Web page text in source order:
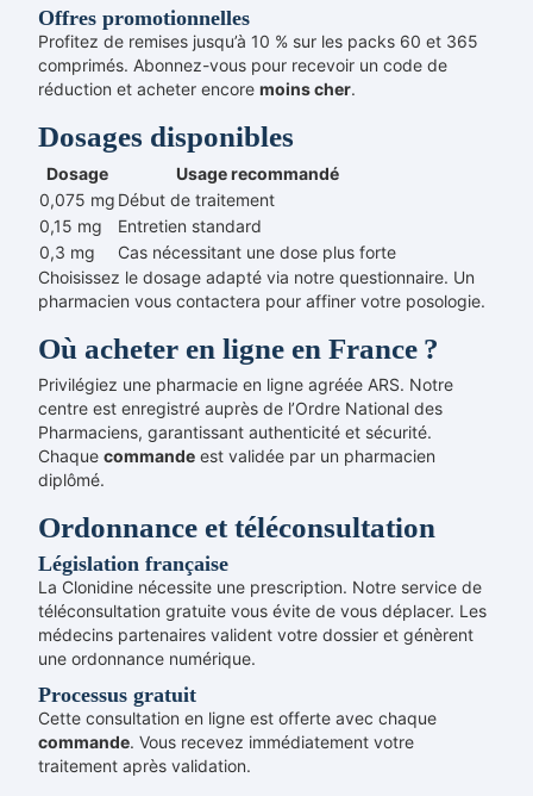
Offres promotionnelles
Profitez de remises jusqu’à 10 % sur les packs 60 et 365
comprimés. Abonnez-vous pour recevoir un code de
réduction et acheter encore moins cher.
Dosages disponibles
Dosage
Usage recommandé
0,075 mg Début de traitement
0,15 mg
Entretien standard
0,3 mg
Cas nécessitant une dose plus forte
Choisissez le dosage adapté via notre questionnaire. Un
pharmacien vous contactera pour affiner votre posologie.
Où acheter en ligne en France ?
Privilégiez une pharmacie en ligne agréée ARS. Notre
centre est enregistré auprès de l’Ordre National des
Pharmaciens, garantissant authenticité et sécurité.
Chaque commande est validée par un pharmacien
diplômé.
Ordonnance et téléconsultation
Législation française
La Clonidine nécessite une prescription. Notre service de
téléconsultation gratuite vous évite de vous déplacer. Les
médecins partenaires valident votre dossier et génèrent
une ordonnance numérique.
Processus gratuit
Cette consultation en ligne est offerte avec chaque
commande. Vous recevez immédiatement votre
traitement après validation.